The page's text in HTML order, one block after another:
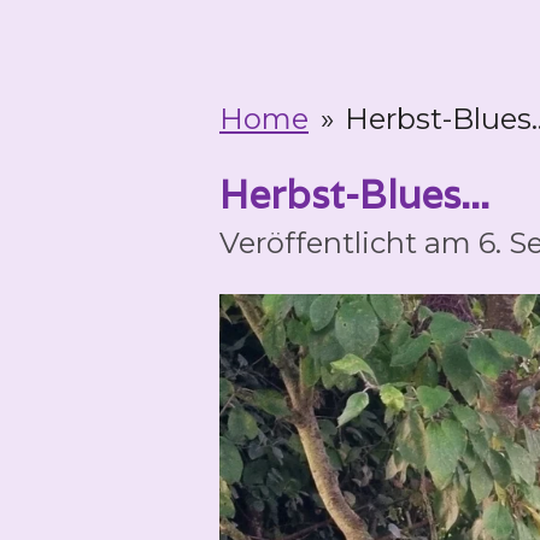
Home » Herbst-
Herbst-Blues...
Veröffentlicht am 6.